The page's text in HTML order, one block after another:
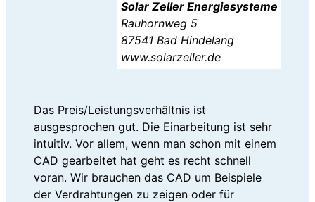
Solar Zeller Energiesysteme
Rauhornweg 5
87541 Bad Hindelang
www.solarzeller.de
Das Preis/Leistungsverhältnis ist
ausgesprochen gut. Die Einarbeitung ist sehr
intuitiv. Vor allem, wenn man schon mit einem
CAD gearbeitet hat geht es recht schnell
voran. Wir brauchen das CAD um Beispiele
der Verdrahtungen zu zeigen oder für